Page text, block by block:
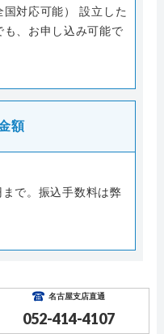
対応可能） 設立した
、お申し込み可能で
額
で。振込手数料は弊
名古屋支店直通
052-414-4107